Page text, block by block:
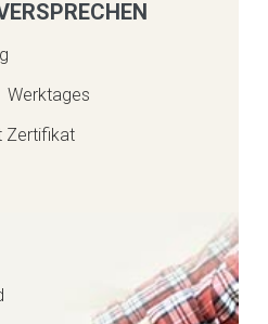
Werktages
Zertifikat